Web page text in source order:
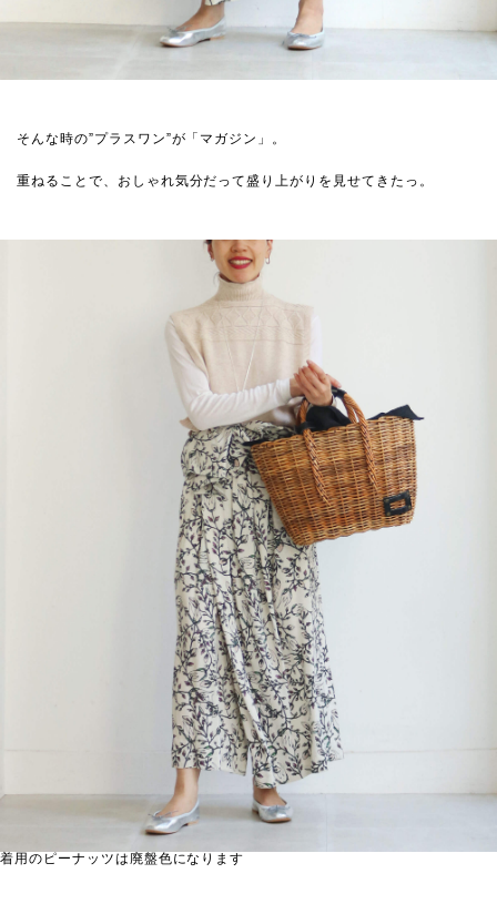
そんな時の”プラスワン”が「マガジン」。
重ねることで、おしゃれ気分だって盛り上がりを見せてきたっ。
着用のピーナッツは廃盤色になります